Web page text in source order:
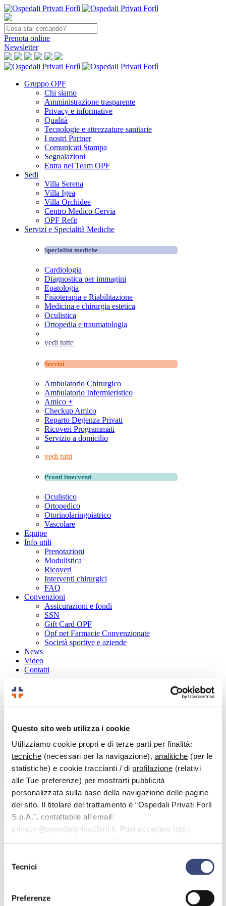
Questo sito web utilizza i cookie
Utilizziamo cookie propri e di terze parti per finalità:
tecniche (necessari per la navigazione), analitiche (per le
statistiche) e cookie traccianti / di profilazione (relativi
alle Tue preferenze) per mostrarti pubblicità
personalizzata sulla base della navigazione delle pagine
del sito. Il titolare del trattamento è “Ospedali Privati Forlì
S.p.A.”, contattabile all'email:
privacy@ospedaliprivatiforli.it. Puoi accettare tutti i
gestire le tue preferenze facendo clic su “Personalizza”.
delTecnici
Preferenze
Prenota online
Newsletter
Gruppo OPF
Chi siamo
Amministrazione trasparente
Privacy e informative
Qualità
Tecnologie e attrezzature sanitarie
I nostri Partner
Comunicati Stampa
Segnalazioni
Entra nel Team OPF
Sedi
Villa Serena
Villa Igea
Villa Orchidee
Centro Medico Cervia
OPF Refit
Servizi e Specialità Mediche
Specialità mediche
Cardiologia
Diagnostica per immagini
Epatologia
Fisioterapia e Riabilitazione
Medicina e chirurgia estetica
Oculistica
Ortopedia e traumatologia
vedi tutte
Servizi
Ambulatorio Chirurgico
Ambulatorio Infermieristico
Amico +
Checkup Amico
Reparto Degenza Privati
Ricoveri Programmati
Servizio a domicilio
vedi tutti
Pronti interventi
Oculistico
Ortopedico
Otorinolaringoiatrico
Vascolare
Equipe
Info utili
Prenotazioni
Modulistica
Ricoveri
Interventi chirurgici
FAQ
Convenzioni
Assicurazioni e fondi
SSN
Gift Card OPF
Opf net Farmacie Convenzionate
Società sportive e aziende
News
Video
Contatti
Dott.Caneschi Sauro
Specialista in:
Ortopedia e Traumatologia
Dopo laurea in Medicina e Chirurgia e specializzazione in ortopedia
e traumatologia nel 1998, il Dott. Caneschi Sauro riveste l’incarico